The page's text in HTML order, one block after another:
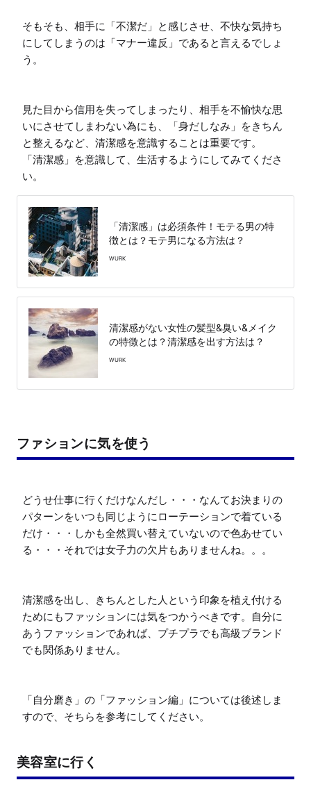
そもそも、相手に「不潔だ」と感じさせ、不快な気持ち
にしてしまうのは「マナー違反」であると言えるでしょ
う。
見た目から信用を失ってしまったり、相手を不愉快な思
いにさせてしまわない為にも、「身だしなみ」をきちん
と整えるなど、清潔感を意識することは重要です。
「清潔感」を意識して、生活するようにしてみてくださ
い。
「清潔感」は必須条件！モテる男の特
徴とは？モテ男になる方法は？
WURK
清潔感がない女性の髪型&臭い&メイク
の特徴とは？清潔感を出す方法は？
WURK
ファションに気を使う
どうせ仕事に行くだけなんだし・・・なんてお決まりの
パターンをいつも同じようにローテーションで着ている
だけ・・・しかも全然買い替えていないので色あせてい
る・・・それでは女子力の欠片もありませんね。。。
清潔感を出し、きちんとした人という印象を植え付ける
ためにもファッションには気をつかうべきです。自分に
あうファッションであれば、プチプラでも高級ブランド
でも関係ありません。
「自分磨き」の「ファッション編」については後述しま
すので、そちらを参考にしてください。
美容室に行く